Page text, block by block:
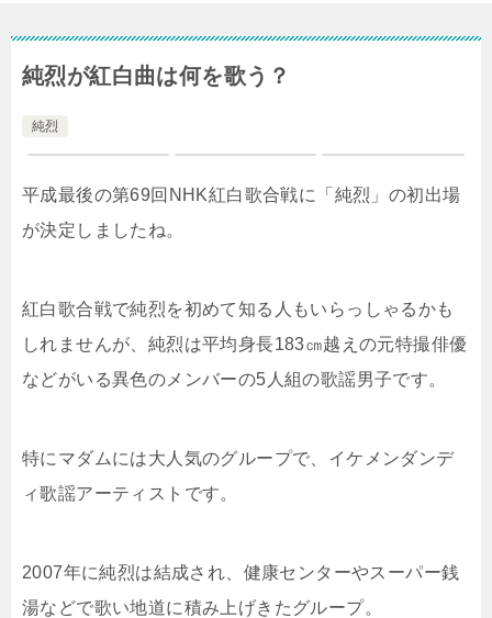
純烈が紅白曲は何を歌う？
純烈
平成最後の第69回NHK紅白歌合戦に「純烈」の初出場
が決定しましたね。
紅白歌合戦で純烈を初めて知る人もいらっしゃるかも
しれませんが、純烈は平均身長183㎝越えの元特撮俳優
などがいる異色のメンバーの5人組の歌謡男子です。
特にマダムには大人気のグループで、イケメンダンデ
ィ歌謡アーティストです。
2007年に純烈は結成され、健康センターやスーパー銭
湯などで歌い地道に積み上げきたグループ。